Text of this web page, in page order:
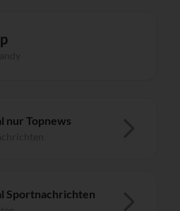
nur Topnews
Sportnachrichten